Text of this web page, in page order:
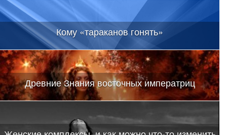
Кому «тараканов гонять»
Древние Знания восточных императриц